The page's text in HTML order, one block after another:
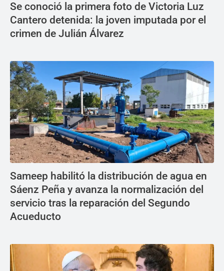
Se conoció la primera foto de Victoria Luz
Cantero detenida: la joven imputada por el
crimen de Julián Álvarez
Sameep habilitó la distribución de agua en
Sáenz Peña y avanza la normalización del
servicio tras la reparación del Segundo
Acueducto